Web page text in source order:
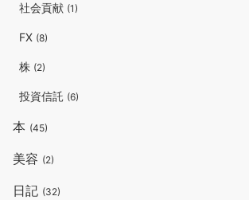
社会貢献 (1)
FX (8)
株 (2)
投資信託 (6)
本 (45)
美容 (2)
日記 (32)